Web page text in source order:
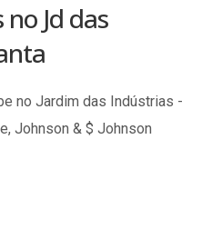
Jd das
no Jardim das Indústrias -
Johnson & $ Johnson